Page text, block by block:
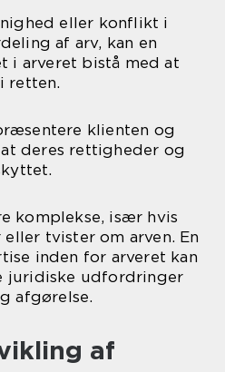
eller konflikt i
af arv, kan en
i arveret bistå med at
retten.
klienten og
deres rettigheder og
komplekse, især hvis
tvister om arven. En
inden for arveret kan
juridiske udfordringer
afgørelse.
af